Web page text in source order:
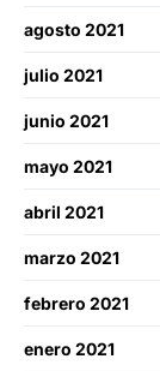
agosto 2021
julio 2021
junio 2021
mayo 2021
abril 2021
marzo 2021
febrero 2021
enero 2021